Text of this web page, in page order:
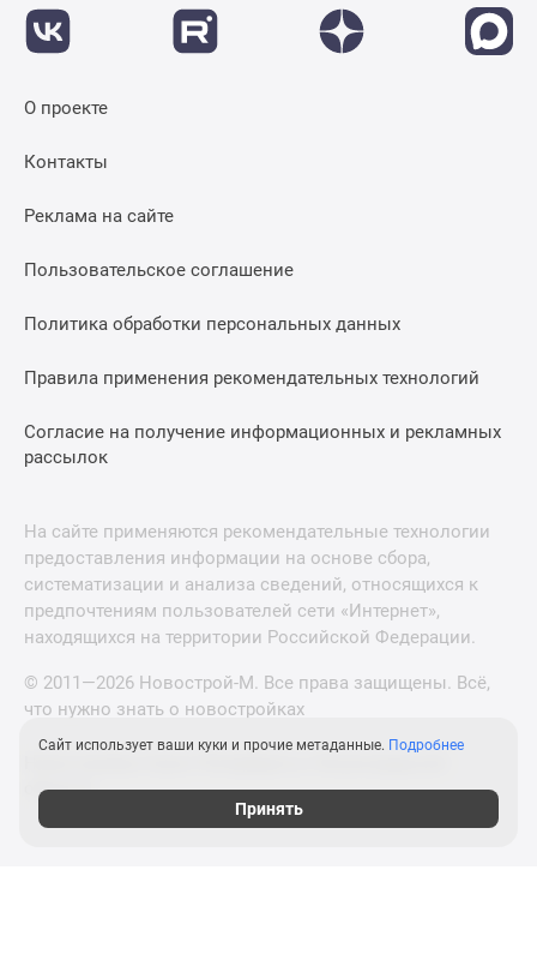
О проекте
Контакты
Реклама на сайте
Пользовательское соглашение
Политика обработки персональных данных
Правила применения рекомендательных технологий
Согласие на получение информационных и рекламных
рассылок
На сайте применяются рекомендательные технологии
предоставления информации на основе сбора,
систематизации и анализа сведений, относящихся к
предпочтениям пользователей сети «Интернет»,
находящихся на территории Российской Федерации.
© 2011—2026 Новострой-М. Все права защищены. Всё,
что нужно знать о новостройках
области
Сайт использует ваши куки и прочие метаданные. Подробнее
Принять